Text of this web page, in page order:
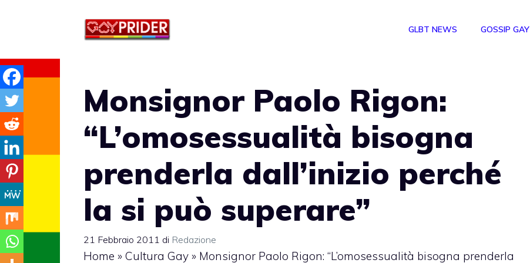
GLBT NEWS GOSSIP GAY
Monsignor Paolo Rigon:
“L’omosessualità bisogna
prenderla dall’inizio perché
la si può superare”
21 Febbraio 2011 di Redazione
Home » Cultura Gay » Monsignor Paolo Rigon: “L’omosessualità bisogna prenderla